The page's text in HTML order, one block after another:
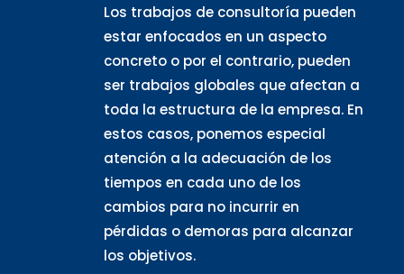
Los trabajos de consultoría pueden
estar enfocados en un aspecto
concreto o por el contrario, pueden
ser trabajos globales que afectan a
toda la estructura de la empresa. En
estos casos, ponemos especial
atención a la adecuación de los
tiempos en cada uno de los
cambios para no incurrir en
pérdidas o demoras para alcanzar
los objetivos.